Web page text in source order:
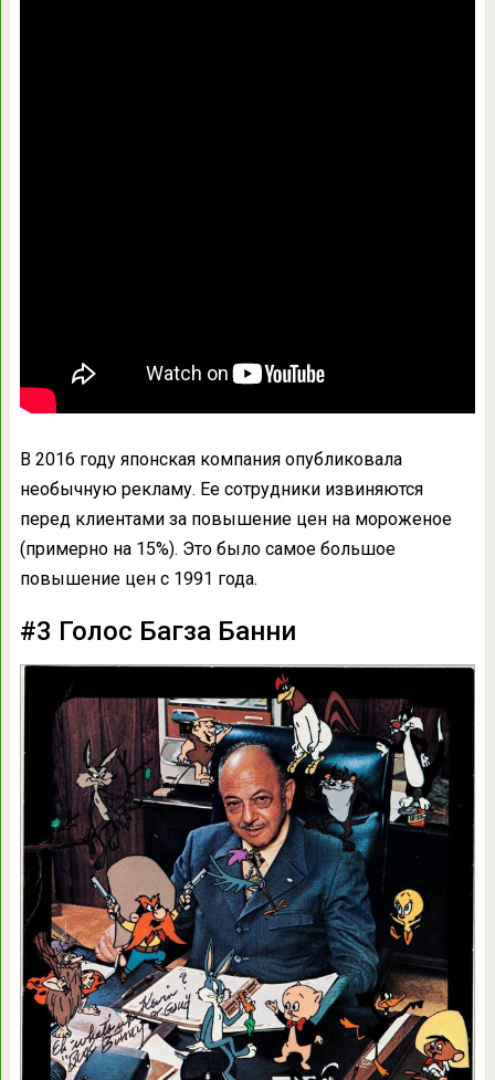
В 2016 году японская компания опубликовала
необычную рекламу. Ее сотрудники извиняются
перед клиентами за повышение цен на мороженое
(примерно на 15%). Это было самое большое
повышение цен с 1991 года.
#3 Голос Багза Банни